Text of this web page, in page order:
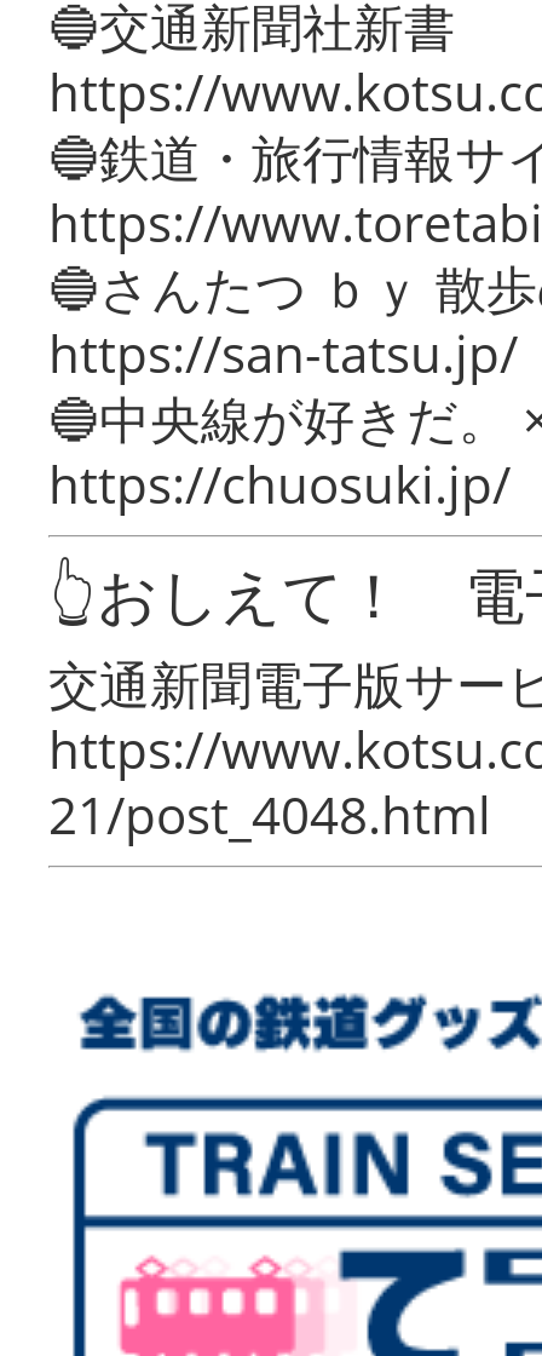
🔵交通新聞社新書
https://
🔵鉄道・旅行情報サ
https://
🔵さんたつ ｂｙ 散
https://san-tatsu.jp/
🔵中央線が好きだ。
https://chuosuki.jp/
👆おしえて！ 電
交通新聞電子版サー
https://
21/post_4048.html